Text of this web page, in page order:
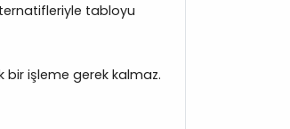
tabloyu
bir işleme gerek kalmaz.